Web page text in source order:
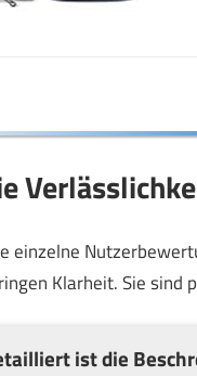
einzelne
Klarheit. Sie sind
ist die